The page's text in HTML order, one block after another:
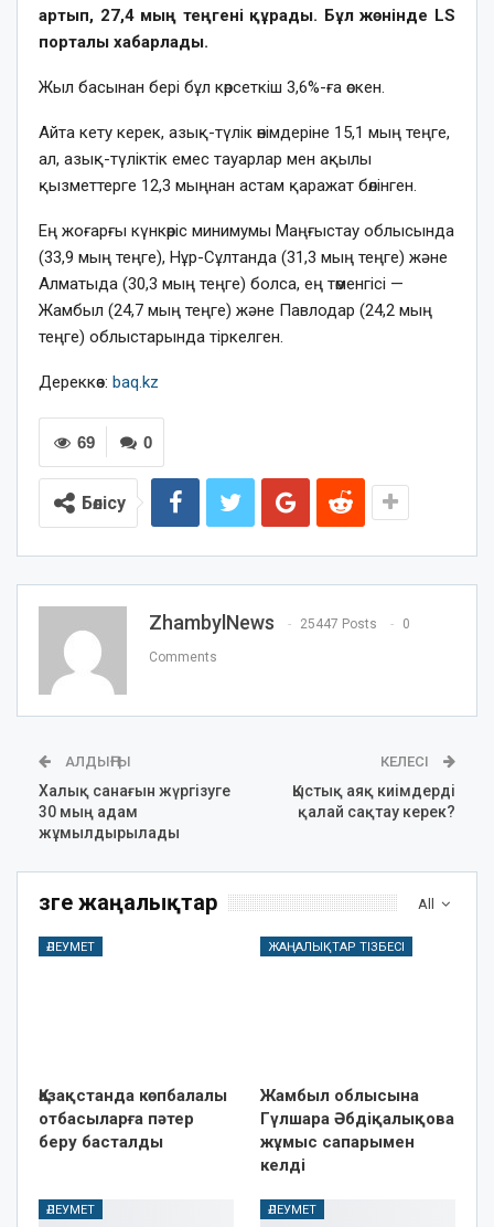
артып, 27,4 мың теңгені құрады. Бұл жөнінде LS
порталы хабарлады.
Жыл басынан бері бұл көрсеткіш 3,6%-ға өскен.
Айта кету керек, азық-түлік өнімдеріне 15,1 мың теңге,
ал, азық-түліктік емес тауарлар мен ақылы
қызметтерге 12,3 мыңнан астам қаражат бөлінген.
Ең жоғарғы күнкөріс минимумы Маңғыстау облысында
(33,9 мың теңге), Нұр-Сұлтанда (31,3 мың теңге) және
Алматыда (30,3 мың теңге) болса, ең төменгісі —
Жамбыл (24,7 мың теңге) және Павлодар (24,2 мың
теңге) облыстарында тіркелген.
Дереккөз: baq.kz
0
69
Бөлісу
ZhambylNews 25447 Posts 0
Comments
АЛДЫҢҒЫ
Халық санағын жүргізуге
30 мың адам
жұмылдырылады
КЕЛЕСІ
Қыстық аяқ киімдерді
қалай сақтау керек?
All
Өзге жаңалықтар
ӘЛЕУМЕТ
Қазақстанда көпбалалы
отбасыларға пәтер
беру басталды
ЖАҢАЛЫҚТАР ТІЗБЕСІ
Жамбыл облысына
Гүлшара Әбдіқалықова
жұмыс сапарымен
келді
ӘЛЕУМЕТ ӘЛЕУМЕТ